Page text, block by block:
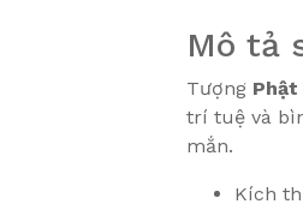
Mô tả
Tượng
trí tuệ và
mắn.
Kích